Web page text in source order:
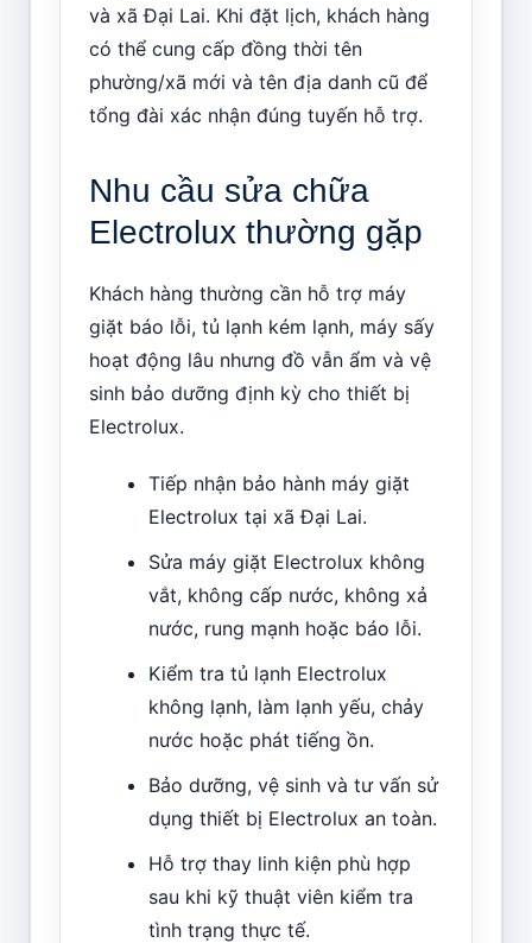
và xã Đại Lai. Khi đặt lịch, khách hàng
có thể cung cấp đồng thời tên
phường/xã mới và tên địa danh cũ để
tổng đài xác nhận đúng tuyến hỗ trợ.
Nhu cầu sửa chữa
Electrolux thường gặp
Khách hàng thường cần hỗ trợ máy
giặt báo lỗi, tủ lạnh kém lạnh, máy sấy
hoạt động lâu nhưng đồ vẫn ẩm và vệ
sinh bảo dưỡng định kỳ cho thiết bị
Electrolux.
Tiếp nhận bảo hành máy giặt
Electrolux tại xã Đại Lai.
Sửa máy giặt Electrolux không
vắt, không cấp nước, không xả
nước, rung mạnh hoặc báo lỗi.
Kiểm tra tủ lạnh Electrolux
không lạnh, làm lạnh yếu, chảy
nước hoặc phát tiếng ồn.
Bảo dưỡng, vệ sinh và tư vấn sử
dụng thiết bị Electrolux an toàn.
Hỗ trợ thay linh kiện phù hợp
sau khi kỹ thuật viên kiểm tra
tình trạng thực tế.